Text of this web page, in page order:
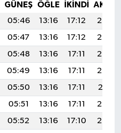
GÜNEŞ ÖĞLE İKINDI
05:46 13:16 17:12
20:35
05:47 13:16 17:12
20:34
05:48 13:16 17:11
20:33
05:49 13:16 17:11
20:32
05:50 13:16 17:11
20:31
05:51 13:16 17:11
20:30
05:52 13:16 17:10
20:29